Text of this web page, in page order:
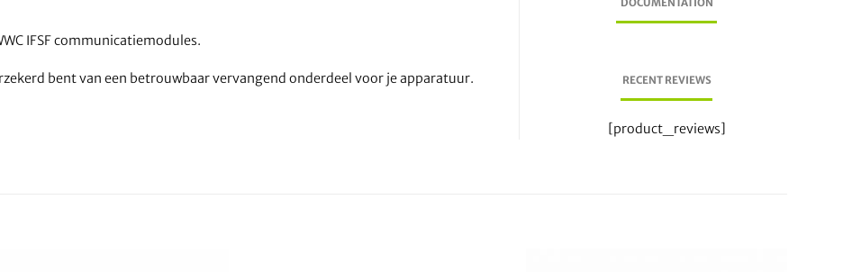
IFSF communicatiemodules.
bent van een betrouwbaar vervangend onderdeel voor je apparatuur.
DOCUMENTATION
RECENT REVIEWS
[product_reviews]